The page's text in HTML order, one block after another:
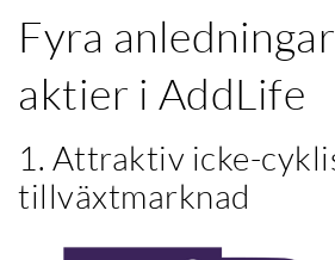
Fyra
aktier i AddLife
1. Attraktiv icke-
tillväxtmarknad